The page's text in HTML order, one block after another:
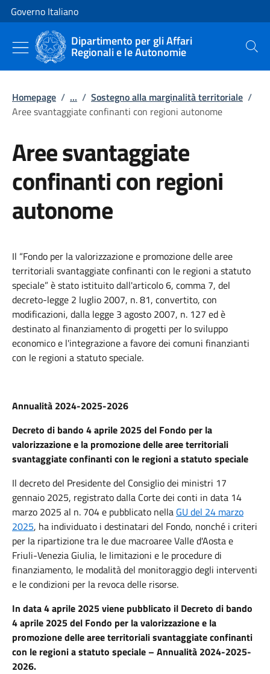
Vai al contenuto
Vai alla navigazione del sito
Governo Italiano
Dipartimento per gli Affari
Regionali e le Autonomie Cerca
Homepage / ... / Sostegno alla marginalità territoriale /
Aree svantaggiate confinanti con regioni autonome
Aree svantaggiate
confinanti con regioni
autonome
Il “Fondo per la valorizzazione e promozione delle aree
territoriali svantaggiate confinanti con le regioni a statuto
speciale” è stato istituito dall'articolo 6, comma 7, del
decreto-legge 2 luglio 2007, n.81, convertito, con
modificazioni, dalla legge 3 agosto 2007, n. 127 ed è
destinato al finanziamento di progetti per lo sviluppo
economico e l'integrazione a favore dei comuni finanzianti
con le regioni a statuto speciale.
Annualità 2024-2025-2026
Decreto di bando 4 aprile 2025 del Fondo per la
valorizzazione e la promozione delle aree territoriali
svantaggiate confinanti con le regioni a statuto speciale
Il decreto del Presidente del Consiglio dei ministri 17
gennaio 2025, registrato dalla Corte dei conti in data 14
marzo 2025 al n. 704 e pubblicato nella GU del 24 marzo
2025, ha individuato i destinatari del Fondo, nonché i criteri
per la ripartizione tra le due macroaree Valle d'Aosta e
Friuli-Venezia Giulia, le limitazioni e le procedure di
finanziamento, le modalità del monitoraggio degli interventi
e le condizioni per la revoca delle risorse.
In data 4 aprile 2025 viene pubblicato il Decreto di bando
4 aprile 2025 del Fondo per la valorizzazione e la
promozione delle aree territoriali svantaggiate confinanti
con le regioni a statuto speciale – Annualità 2024-2025-
2026.